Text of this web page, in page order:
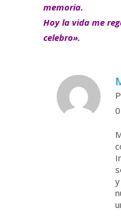
memoria.
Hoy la vida me
celebro».